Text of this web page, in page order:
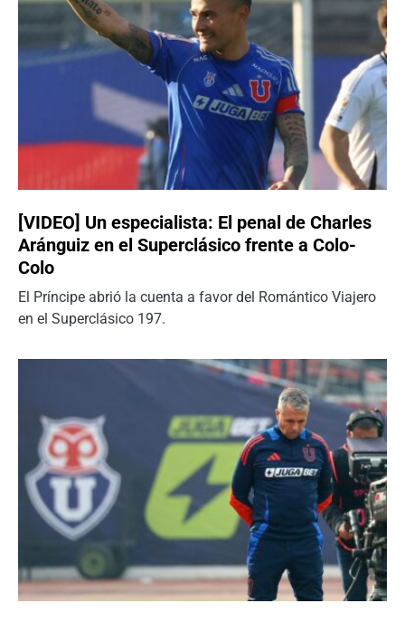
[VIDEO] Un especialista: El penal de Charles
Aránguiz en el Superclásico frente a Colo-
Colo
El Príncipe abrió la cuenta a favor del Romántico Viajero
en el Superclásico 197.